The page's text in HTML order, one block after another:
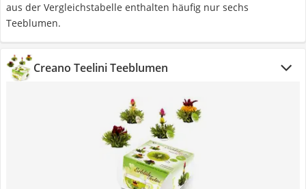
aus der Vergleichstabelle enthalten häufig nur sechs
Teeblumen.
Creano Teelini Teeblumen